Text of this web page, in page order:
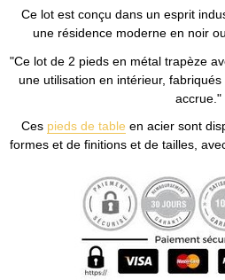
Ce lot est conçu dans un esprit
une résidence moderne en noir
"Ce lot de 2 pieds en métal trapèze
une utilisation en intérieur,
accrue."
Ces pieds de table en acier sont
formes et de finitions et de tailles,